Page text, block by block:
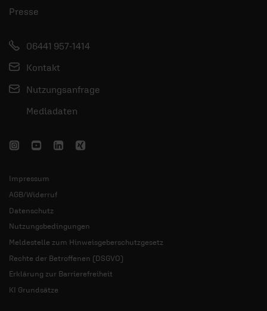
Presse
06441 957-1414
Kontakt
Nutzungsanfrage
Mediadaten
Impressum
AGB/Widerruf
Datenschutz
Nutzungsbedingungen
Meldestelle zum Hinweisgeberschutzgesetz
Rechte der Betroffenen (DSGVO)
Erklärung zur Barrierefreiheit
KI Grundsätze